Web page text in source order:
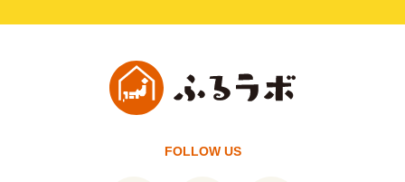
FOLLOW US